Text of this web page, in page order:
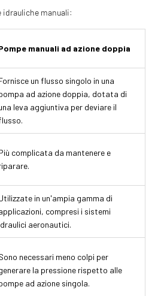
manuali:
manuali ad azione doppia
un flusso singolo in una
ad azione doppia, dotata di
leva aggiuntiva per deviare il
complicata da mantenere e
in un'ampia gamma di
compresi i sistemi
aeronautici.
necessari meno colpi per
la pressione rispetto alle
ad azione singola.